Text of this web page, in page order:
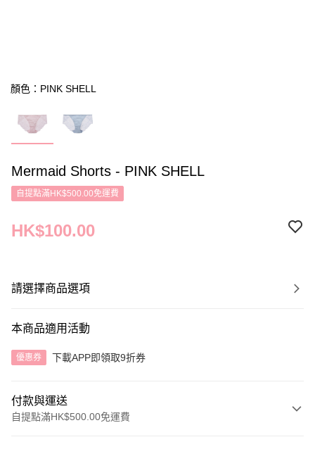
顏色：PINK SHELL
Mermaid Shorts - PINK SHELL
自提點滿HK$500.00免運費
HK$100.00
請選擇商品選項
本商品適用活動
優惠券 下載APP即領取9折券
付款與運送
自提點滿HK$500.00免運費